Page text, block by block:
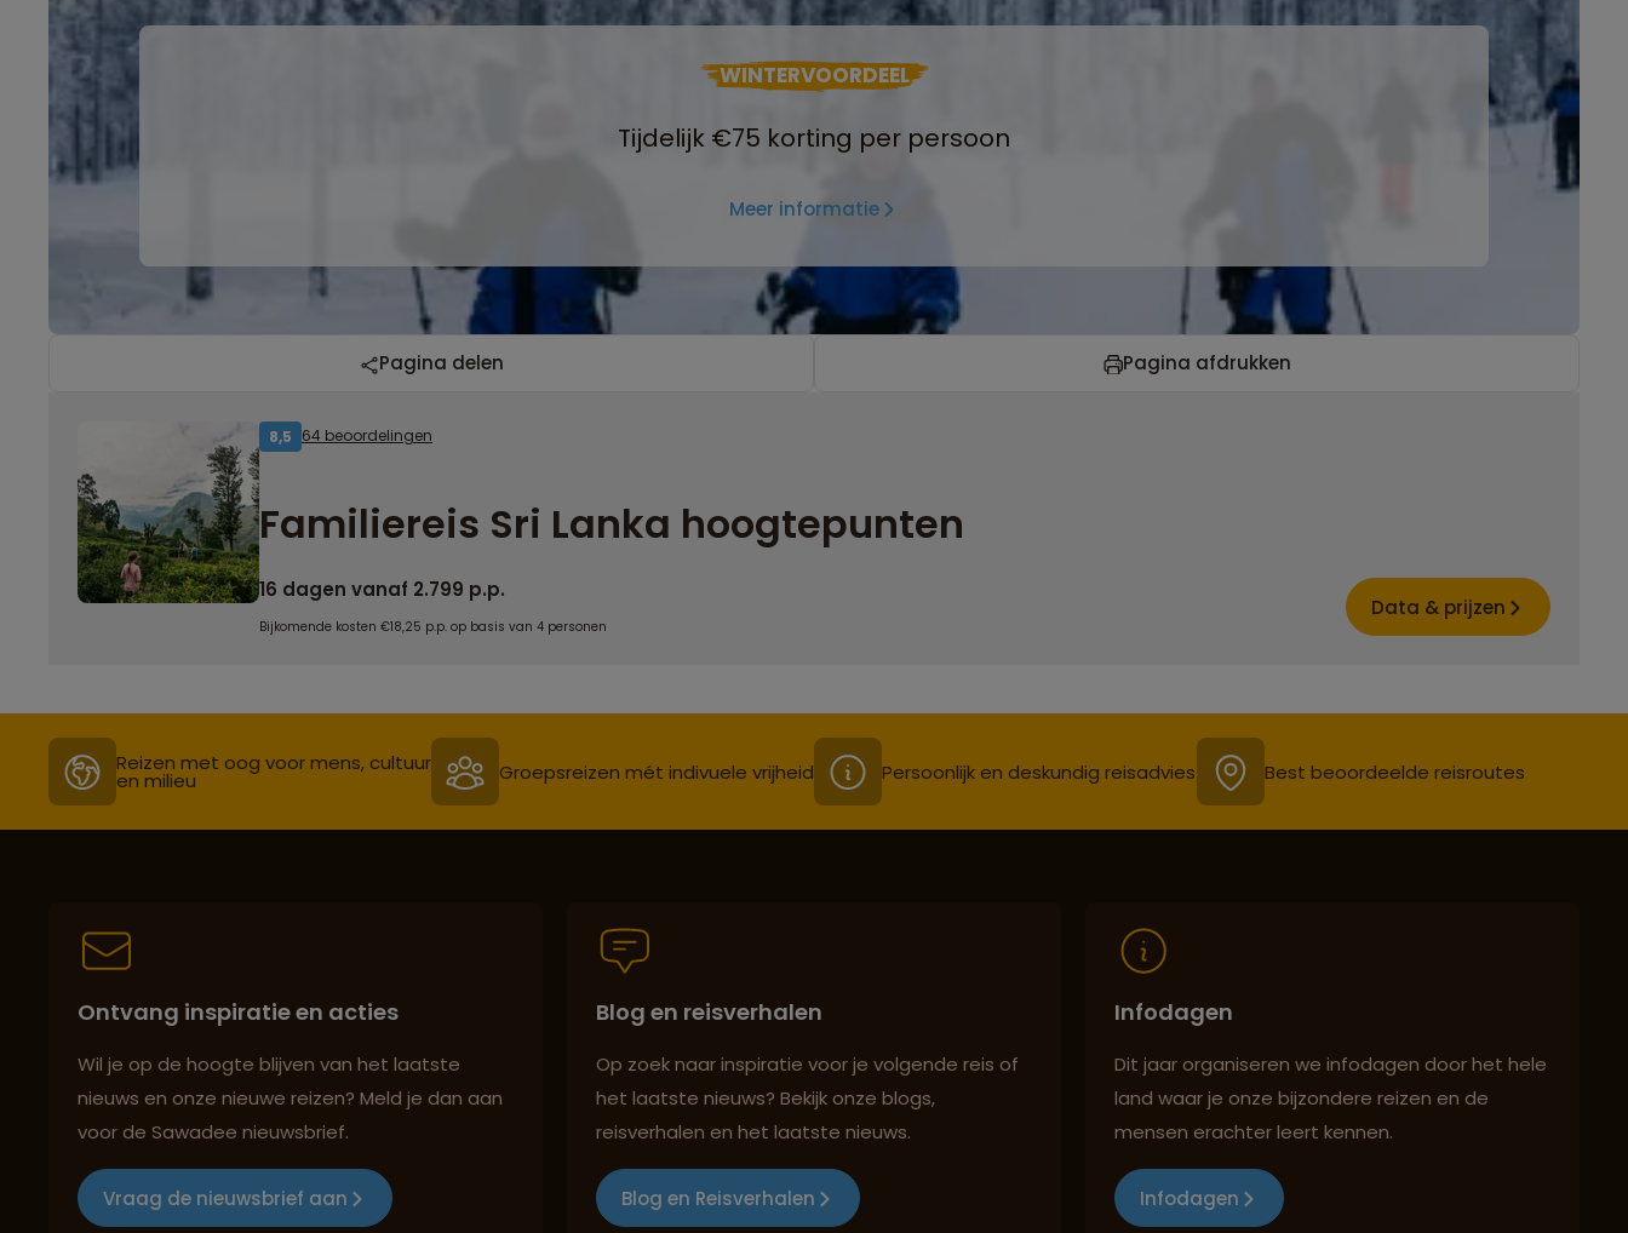
WINTERVOORDEEL
Tijdelijk €75 korting per persoon
Meer informatie
Pagina delen Pagina afdrukken
8,5 64 beoordelingen
Familiereis Sri Lanka hoogtepunten
16 dagen vanaf 2.799 p.p.
Bijkomende kosten €18,25 p.p. op basis van 4 personen
Data & prijzen
Reizen met oog voor mens, cultuur
en milieu Groepsreizen mét indivuele vrijheid Persoonlijk en deskundig reisadvies Best beoordeelde reisroutes
Ontvang inspiratie en acties
Wil je op de hoogte blijven van het laatste
nieuws en onze nieuwe reizen? Meld je dan aan
voor de Sawadee nieuwsbrief.
Vraag de nieuwsbrief aan
Blog en reisverhalen
Op zoek naar inspiratie voor je volgende reis of
het laatste nieuws? Bekijk onze blogs,
reisverhalen en het laatste nieuws.
Blog en Reisverhalen
Infodagen
Dit jaar organiseren we infodagen door het hele
land waar je onze bijzondere reizen en de
mensen erachter leert kennen.
Infodagen